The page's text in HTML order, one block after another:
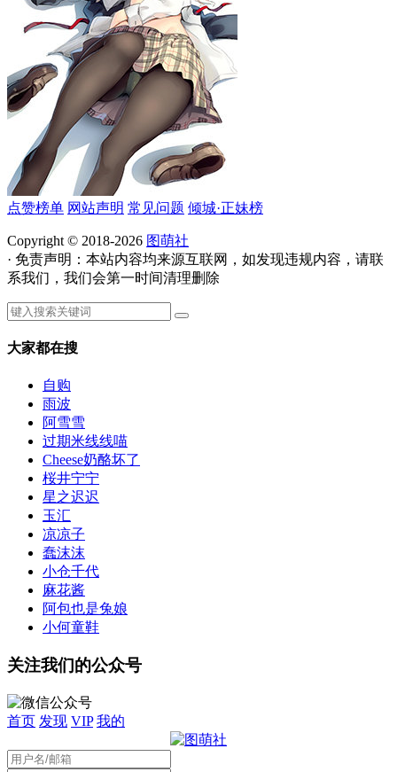
点赞榜单 网站声明 常见问题 倾城·正妹榜
Copyright © 2018-2026 图萌社
· 免责声明：本站内容均来源互联网，如发现违规内容，请联
系我们，我们会第一时间清理删除
大家都在搜
自购
雨波
阿雪雪
过期米线线喵
Cheese奶酪坏了
桜井宁宁
星之迟迟
玉汇
凉凉子
蠢沫沫
小仓千代
麻花酱
阿包也是兔娘
小何童鞋
关注我们的公众号
首页 发现 VIP 我的